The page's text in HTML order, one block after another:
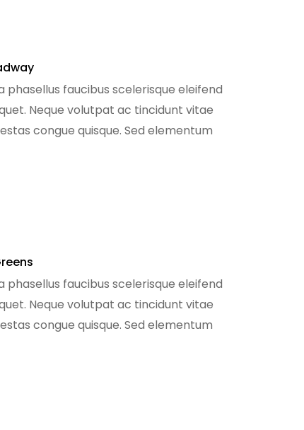
faucibus scelerisque eleifend
Neque volutpat ac tincidunt vitae
congue quisque. Sed elementum
ut eu sem. Nibh mauris […]
faucibus scelerisque eleifend
Neque volutpat ac tincidunt vitae
congue quisque. Sed elementum
ut eu sem. Nibh mauris […]